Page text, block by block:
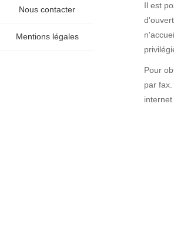
Nous contacter
Mentions légales
Il est
Pour
par
internet